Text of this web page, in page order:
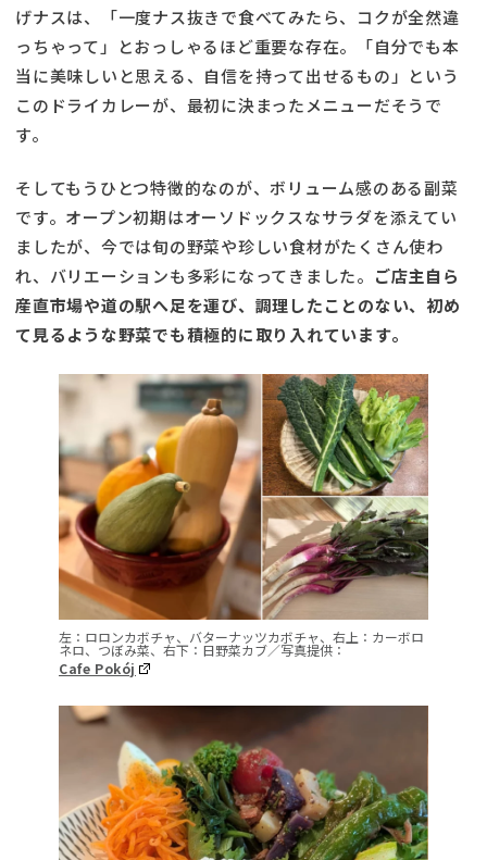
げナスは、「一度ナス抜きで食べてみたら、コクが全然違
っちゃって」とおっしゃるほど重要な存在。「自分でも本
当に美味しいと思える、自信を持って出せるもの」という
このドライカレーが、最初に決まったメニューだそうで
す。
そしてもうひとつ特徴的なのが、ボリューム感のある副菜
です。オープン初期はオーソドックスなサラダを添えてい
ましたが、今では旬の野菜や珍しい食材がたくさん使わ
れ、バリエーションも多彩になってきました。 ご店主自ら
産直市場や道の駅へ足を運び、調理したことのない、初め
て見るような野菜でも積極的に取り入れています。
左：ロロンカボチャ、バターナッツカボチャ、右上：カーボロ
ネロ、つぼみ菜、右下：日野菜カブ／写真提供：
Cafe Pokój